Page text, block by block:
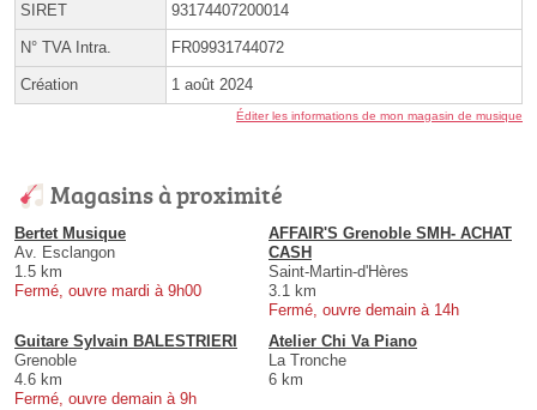
SIRET 93174407200014
N° TVA Intra. FR09931744072
Création 1 août 2024
Éditer les informations de mon magasin de musique
Magasins à proximité
Bertet Musique
Av. Esclangon
1.5 km
Fermé, ouvre mardi à 9h00
AFFAIR'S Grenoble SMH- ACHAT
CASH
Saint-Martin-d'Hères
3.1 km
Fermé, ouvre demain à 14h
Guitare Sylvain BALESTRIERI
Grenoble
4.6 km
Fermé, ouvre demain à 9h
Atelier Chi Va Piano
La Tronche
6 km